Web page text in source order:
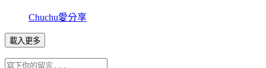
Chuchu愛分享
載入更多